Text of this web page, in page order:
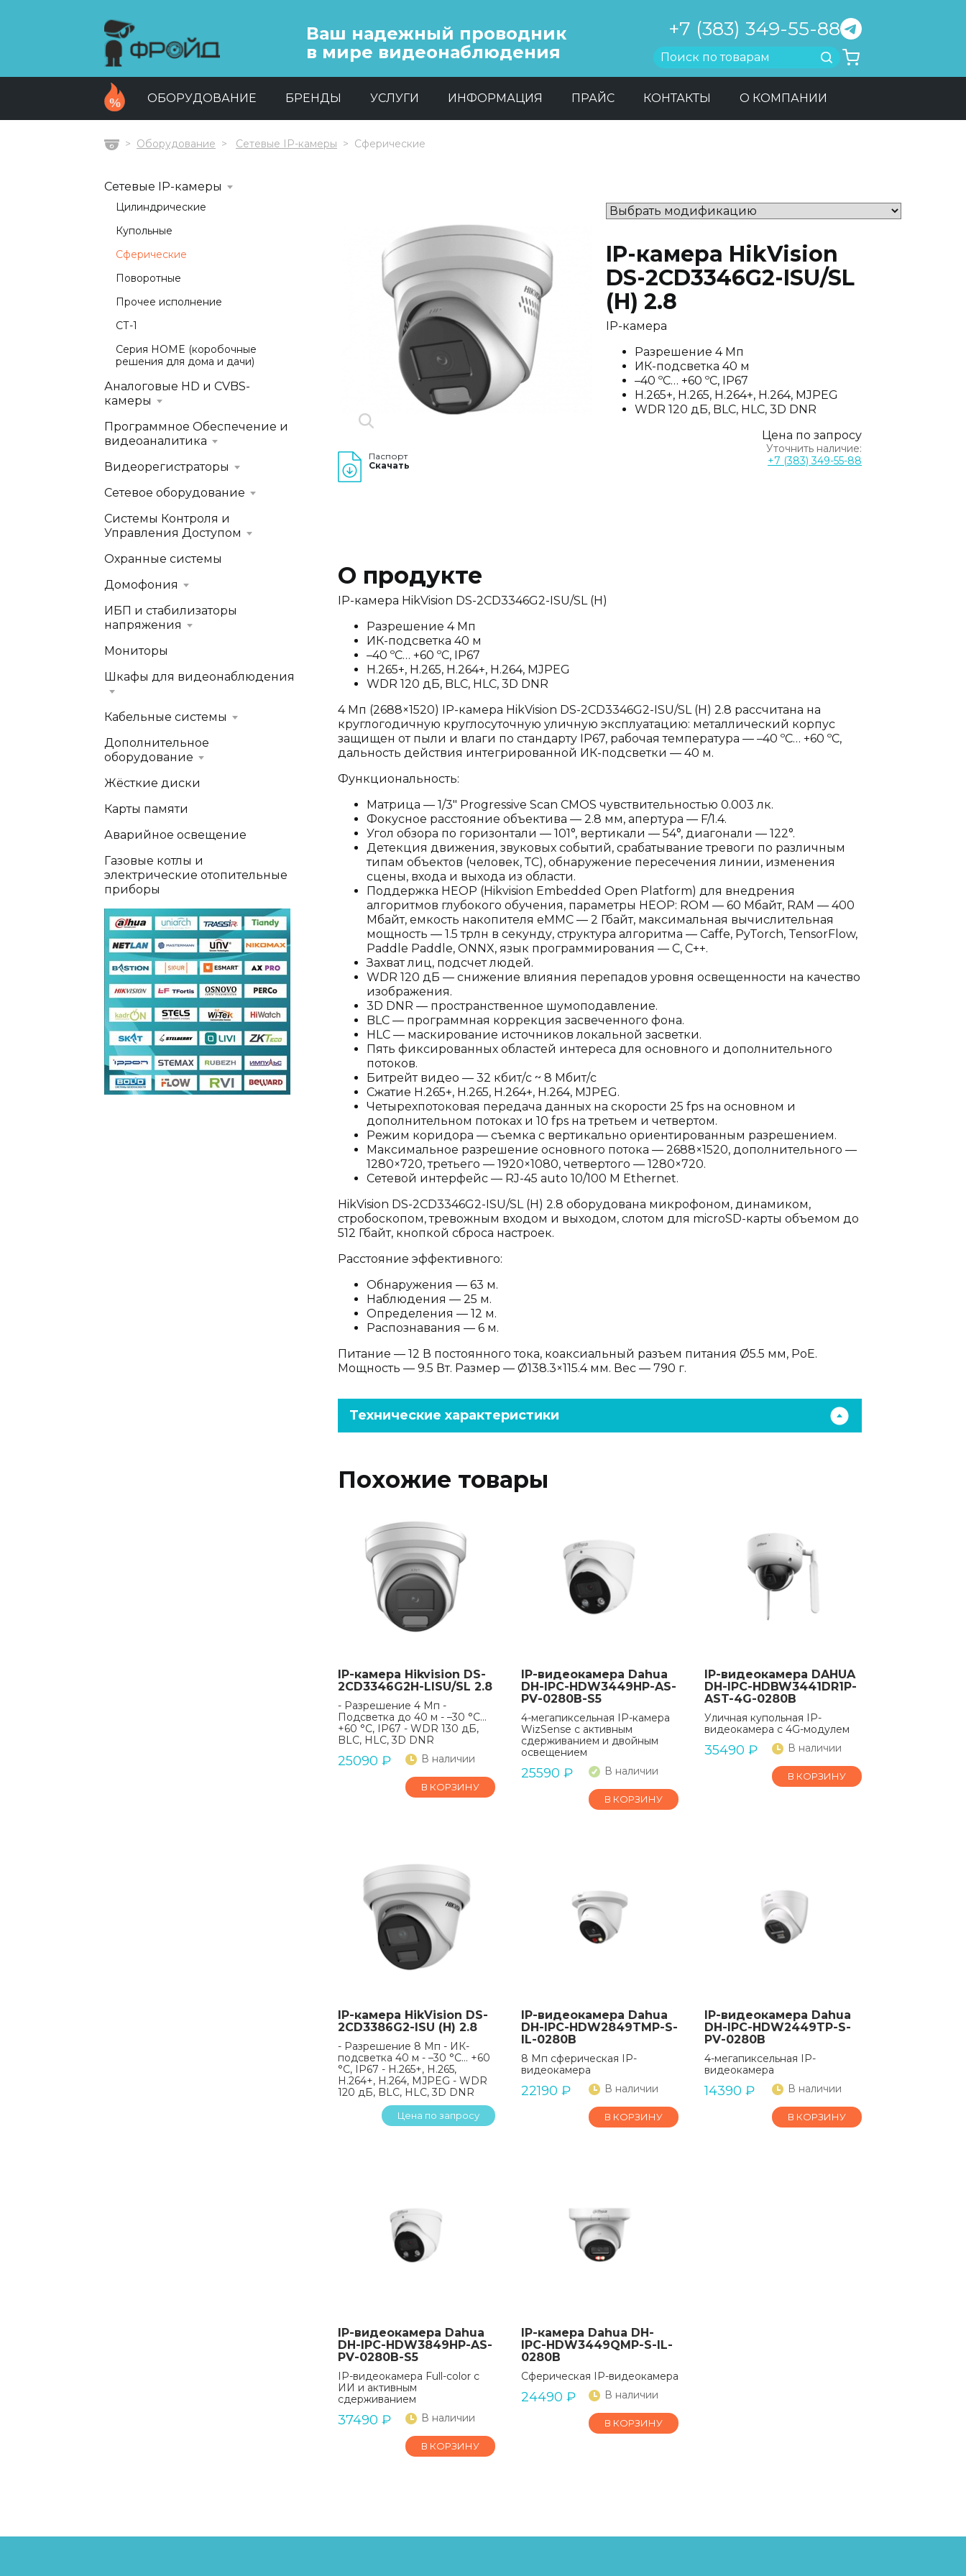
Ваш надежный проводник
в мире видеонаблюдения
+7 (383) 349-55-88
Найти
ОБОРУДОВАНИЕ БРЕНДЫ УСЛУГИ ИНФОРМАЦИЯ ПРАЙС КОНТАКТЫ О КОМПАНИИ
ГлавнаяОборудование Сетевые IP-камеры Сферические
Паспорт
Скачать
IP-камера HikVision
DS-2CD3346G2-ISU/SL
(H) 2.8
IP-камера
Разрешение 4 Мп
ИК-подсветка 40 м
–40 ºC… +60 ºC, IP67
H.265+, H.265, H.264+, H.264, MJPEG
WDR 120 дБ, BLC, HLC, 3D DNR
Цена по запросу
Уточнить наличие:
+7 (383) 349-55-88
О продукте
IP-камера HikVision DS-2CD3346G2-ISU/SL (H)
Разрешение 4 Мп
ИК-подсветка 40 м
–40 ºC… +60 ºC, IP67
H.265+, H.265, H.264+, H.264, MJPEG
WDR 120 дБ, BLC, HLC, 3D DNR
4 Мп (2688×1520) IP-камера HikVision DS-2CD3346G2-ISU/SL (H) 2.8 рассчитана на
круглогодичную круглосуточную уличную эксплуатацию: металлический корпус
защищен от пыли и влаги по стандарту IP67, рабочая температура — –40 ºC… +60 ºC,
дальность действия интегрированной ИК-подсветки — 40 м.
Функциональность:
Матрица — 1/3" Progressive Scan CMOS чувствительностью 0.003 лк.
Фокусное расстояние объектива — 2.8 мм, апертура — F/1.4.
Угол обзора по горизонтали — 101°, вертикали — 54°, диагонали — 122°.
Детекция движения, звуковых событий, срабатывание тревоги по различным
типам объектов (человек, ТС), обнаружение пересечения линии, изменения
сцены, входа и выхода из области.
Поддержка HEOP (Hikvision Embedded Open Platform) для внедрения
алгоритмов глубокого обучения, параметры HEOP: ROM — 60 Мбайт, RAM — 400
Мбайт, емкость накопителя eMMC — 2 Гбайт, максимальная вычислительная
мощность — 1.5 трлн в секунду, структура алгоритма — Caffe, PyTorch, TensorFlow,
Paddle Paddle, ONNX, язык программирования — C, C++.
Захват лиц, подсчет людей.
WDR 120 дБ — снижение влияния перепадов уровня освещенности на качество
изображения.
3D DNR — пространственное шумоподавление.
BLC — программная коррекция засвеченного фона.
HLC — маскирование источников локальной засветки.
Пять фиксированных областей интереса для основного и дополнительного
потоков.
Битрейт видео — 32 кбит/с ~ 8 Мбит/с
Сжатие H.265+, H.265, H.264+, H.264, MJPEG.
Четырехпотоковая передача данных на скорости 25 fps на основном и
дополнительном потоках и 10 fps на третьем и четвертом.
Режим коридора — съемка с вертикально ориентированным разрешением.
Максимальное разрешение основного потока — 2688×1520, дополнительного —
1280×720, третьего — 1920×1080, четвертого — 1280×720.
Сетевой интерфейс — RJ-45 auto 10/100 М Ethernet.
HikVision DS-2CD3346G2-ISU/SL (H) 2.8 оборудована микрофоном, динамиком,
стробоскопом, тревожным входом и выходом, слотом для microSD-карты объемом до
512 Гбайт, кнопкой сброса настроек.
Расстояние эффективного:
Обнаружения — 63 м.
Наблюдения — 25 м.
Определения — 12 м.
Распознавания — 6 м.
Питание — 12 В постоянного тока, коаксиальный разъем питания Ø5.5 мм, PoE.
Мощность — 9.5 Вт. Размер — Ø138.3×115.4 мм. Вес — 790 г.
Технические характеристики
Похожие товары
IP-камера Hikvision DS-
2CD3346G2H-LISU/SL 2.8
- Разрешение 4 Мп -
Подсветка до 40 м - –30 °C…
+60 °C, IP67 - WDR 130 дБ,
BLC, HLC, 3D DNR
25090 ₽ В наличии
В КОРЗИНУ
IP-видеокамера Dahua
DH-IPC-HDW3449HP-AS-
PV-0280B-S5
4-мегапиксельная IP-камера
WizSense с активным
сдерживанием и двойным
освещением
25590 ₽ В наличии
В КОРЗИНУ
IP-видеокамера DAHUA
DH-IPC-HDBW3441DR1P-
AST-4G-0280B
Уличная купольная IP-
видеокамера с 4G-модулем
35490 ₽ В наличии
В КОРЗИНУ
IP-камера HikVision DS-
2CD3386G2-ISU (H) 2.8
- Разрешение 8 Мп - ИК-
подсветка 40 м - –30 °C… +60
°C, IP67 - H.265+, H.265,
H.264+, H.264, MJPEG - WDR
120 дБ, BLC, HLC, 3D DNR
Цена по запросу
IP-видеокамера Dahua
DH-IPC-HDW2849TMP-S-
IL-0280B
8 Мп сферическая IP-
видеокамера
22190 ₽ В наличии
В КОРЗИНУ
IP-видеокамера Dahua
DH-IPC-HDW2449TP-S-
PV-0280B
4-мегапиксельная IP-
видеокамера
14390 ₽ В наличии
В КОРЗИНУ
IP-видеокамера Dahua
DH-IPC-HDW3849HP-AS-
PV-0280B-S5
IP-видеокамера Full-color с
ИИ и активным
сдерживанием
37490 ₽ В наличии
В КОРЗИНУ
IP-камера Dahua DH-
IPC-HDW3449QMP-S-IL-
0280B
Сферическая IP-видеокамера
24490 ₽ В наличии
В КОРЗИНУ
Сетевые IP-камеры
Цилиндрические
Купольные
Сферические
Поворотные
Прочее исполнение
СТ-1
Серия HOME (коробочные
решения для дома и дачи)
Аналоговые HD и CVBS-
камеры
Программное Обеспечение и
видеоаналитика
Видеорегистраторы
Сетевое оборудование
Системы Контроля и
Управления Доступом
Охранные системы
Домофония
ИБП и стабилизаторы
напряжения
Мониторы
Шкафы для видеонаблюдения
Кабельные системы
Дополнительное
оборудование
Жёсткие диски
Карты памяти
Аварийное освещение
Газовые котлы и
электрические отопительные
приборы